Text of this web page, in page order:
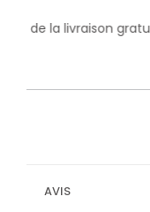
de la livraison
AVIS